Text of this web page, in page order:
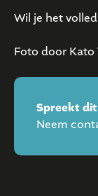
Wil je het
Foto door Kato
Spreekt
Neem